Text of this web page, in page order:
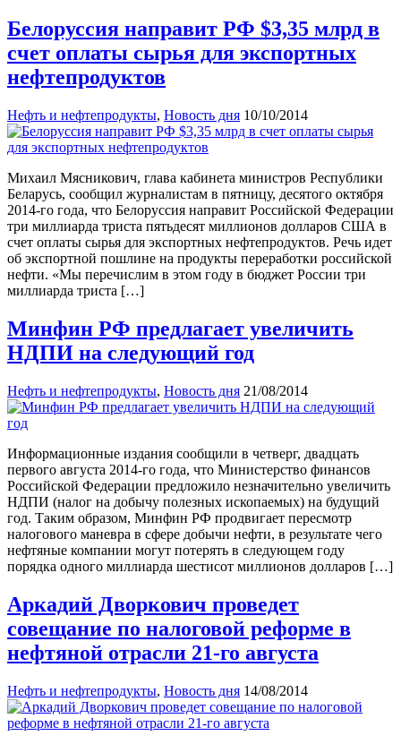
Белоруссия направит РФ $3,35 млрд в
счет оплаты сырья для экспортных
нефтепродуктов
Нефть и нефтепродукты, Новость дня 10/10/2014
Михаил Мясникович, глава кабинета министров Республики
Беларусь, сообщил журналистам в пятницу, десятого октября
2014-го года, что Белоруссия направит Российской Федерации
три миллиарда триста пятьдесят миллионов долларов США в
счет оплаты сырья для экспортных нефтепродуктов. Речь идет
об экспортной пошлине на продукты переработки российской
нефти. «Мы перечислим в этом году в бюджет России три
миллиарда триста […]
Минфин РФ предлагает увеличить
НДПИ на следующий год
Нефть и нефтепродукты, Новость дня 21/08/2014
Информационные издания сообщили в четверг, двадцать
первого августа 2014-го года, что Министерство финансов
Российской Федерации предложило незначительно увеличить
НДПИ (налог на добычу полезных ископаемых) на будущий
год. Таким образом, Минфин РФ продвигает пересмотр
налогового маневра в сфере добычи нефти, в результате чего
нефтяные компании могут потерять в следующем году
порядка одного миллиарда шестисот миллионов долларов […]
Аркадий Дворкович проведет
совещание по налоговой реформе в
нефтяной отрасли 21-го августа
Нефть и нефтепродукты, Новость дня 14/08/2014